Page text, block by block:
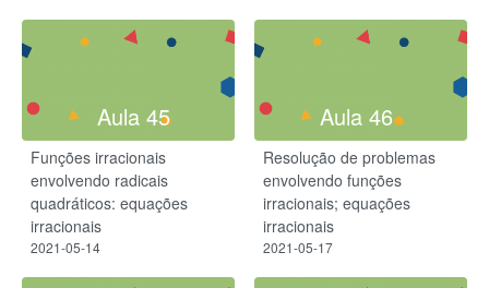
Aula 45
Funções irracionais
envolvendo radicais
quadráticos: equações
irracionais
2021-05-14
Aula 46
Resolução de problemas
envolvendo funções
irracionais; equações
irracionais
2021-05-17